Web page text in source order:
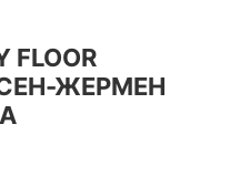
СЕН-ЖЕРМЕН